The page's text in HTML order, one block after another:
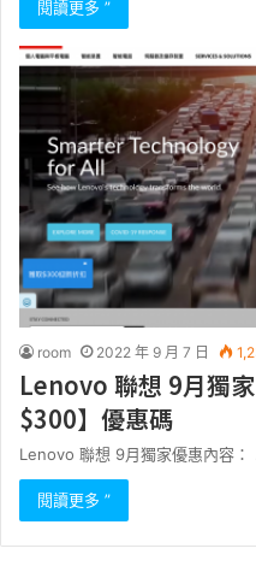
閱讀更多 ”
room 2022 年 9 月 7 日
Lenovo 聯想 9月獨
$300】優惠碼
Lenovo 聯想 9月獨家優惠內容
閱讀更多 ”